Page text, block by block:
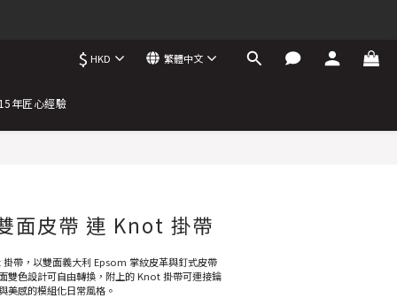
$ HKD 繁體中文
15年匠心經驗
面皮帶 連 Knot 掛帶
帶，以雙面義大利 Epsom 掌紋皮革與釘式皮帶
雙色設計可自由轉換，附上的 Knot 掛帶可連接鑰
美感的模組化日常風格。